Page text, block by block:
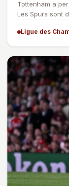
Tottenham a
Les Spurs sont
Ligue des